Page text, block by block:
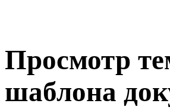
Просмотр
шаблона